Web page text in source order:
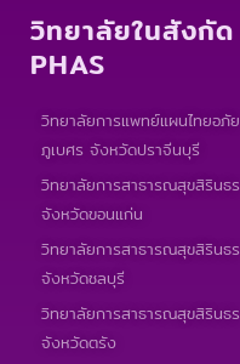
วิทยาลัยในสังกัด
PHAS
วิทยาลัยการแพทย์แผนไทยอภัย
ภูเบศร จังหวัดปราจีนบุรี
วิทยาลัยการสาธารณสุขสิรินธร
จังหวัดขอนแก่น
วิทยาลัยการสาธารณสุขสิรินธร
จังหวัดชลบุรี
วิทยาลัยการสาธารณสุขสิรินธร
จังหวัดตรัง